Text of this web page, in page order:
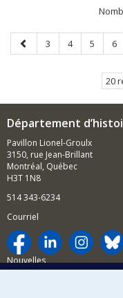
Page
précédente
Page
3 Page
4 Page
5 6
20
Département
Pavillon Lionel-Groulx
3150, rue Jean-Brillant
Montréal, Québec
H3T 1N8
514 343-6234
Courriel
Nouvelles